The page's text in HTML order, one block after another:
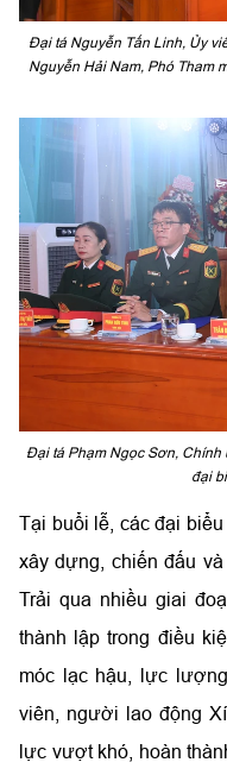
Đại tá Nguyễn Tấn Linh, Ủy
Nguyễn Hải Nam, Phó Tham
Đại tá Phạm Ngọc Sơn, Chính
đại
Tại buổi lễ, các đại
xây dựng, chiến đấu
Trải qua nhiều giai
thành lập trong điều
móc lạc hậu, lực
viên, người lao động
lực vượt khó, hoàn